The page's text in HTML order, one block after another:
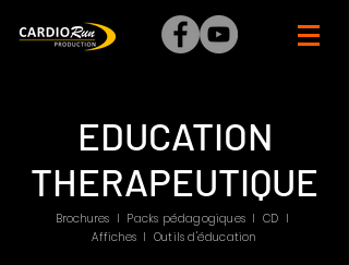
EDUCATION
THERAPEUTIQUE
Brochures I Packs pédagogiques I CD I
Affiches I Outils d'éducation